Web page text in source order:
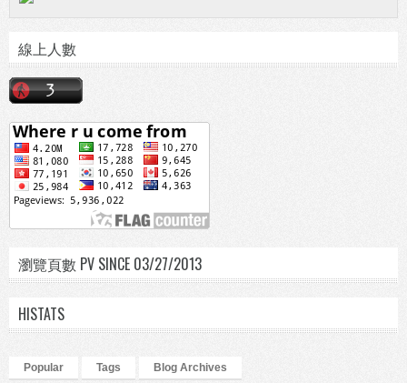
線上人數
瀏覽頁數 PV SINCE 03/27/2013
HISTATS
Popular Tags Blog Archives